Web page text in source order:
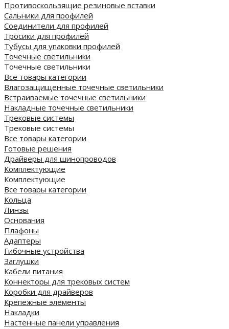
Противоскользящие резиновые вставки
Сальники для профилей
Соединители для профилей
Тросики для профилей
Тубусы для упаковки профилей
Точечные светильники
Точечные светильники
Все товары категории
Влагозащищенные точечные светильники
Встраиваемые точечные светильники
Накладные точечные светильники
Трековые системы
Трековые системы
Все товары категории
Готовые решения
Драйверы для шинопроводов
Комплектующие
Комплектующие
Все товары категории
Кольца
Линзы
Основания
Плафоны
Адаптеры
Гибочные устройства
Заглушки
Кабели питания
Коннекторы для трековых систем
Коробки для драйверов
Крепежные элементы
Накладки
Настенные панели управления